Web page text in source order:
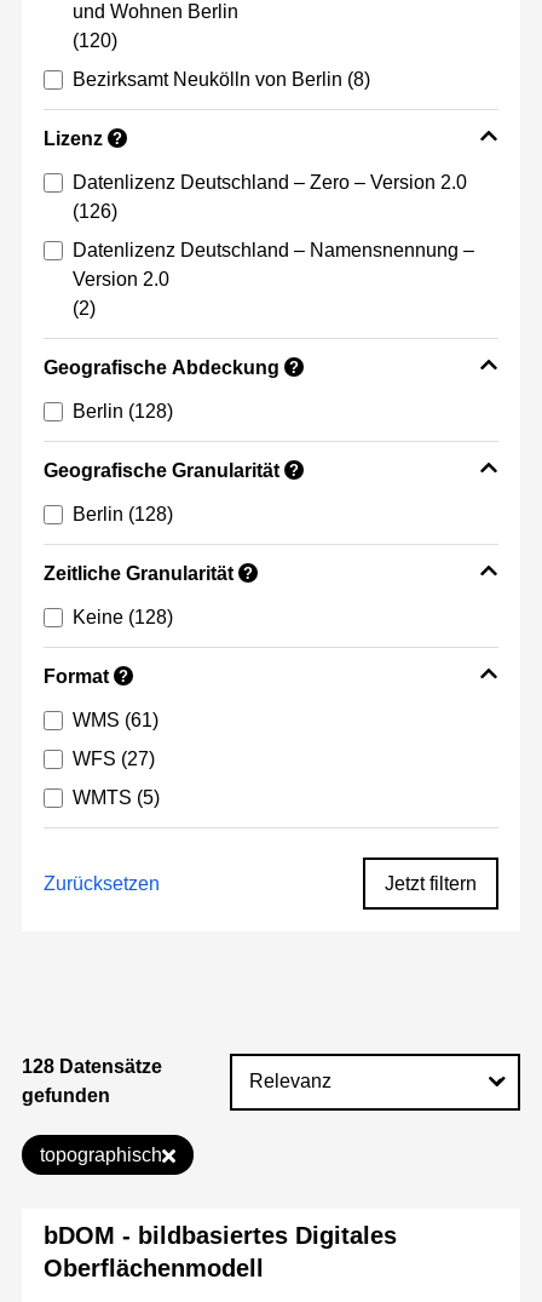
und Wohnen Berlin
(120)
Bezirksamt Neukölln von Berlin (8)
Lizenz ?
Datenlizenz Deutschland – Zero – Version 2.0
(126)
Datenlizenz Deutschland – Namensnennung –
Version 2.0
(2)
Geografische Abdeckung ?
Berlin (128)
Geografische Granularität ?
Berlin (128)
Zeitliche Granularität ?
Keine (128)
Format ?
WMS (61)
WFS (27)
WMTS (5)
Zurücksetzen Jetzt filtern
128 Datensätze
gefunden
topographisch
bDOM - bildbasiertes Digitales
Oberflächenmodell